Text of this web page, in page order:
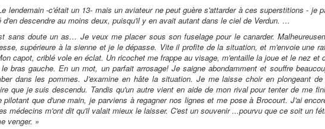
lendemain -c'était un 13- mais un aviateur ne peut guère s'attarder à ces superstitions - je
descendre au moins deux, puisqu'il y en avait autant dans le ciel de Verdun. …
sans doute un as… Je veux me placer sous son fuselage pour le canarder.
supérieure à la sienne et je le dépasse. Vite il profite de la situation, et m'envoie une
capot, criblé vole en éclat. Un ricochet me frappe au visage, m'entaille la joue et le nez et
bras gauche. En un mot, un parfait arrosage! Je saigne abondamment et souffre
dans les pommes. J'examine en hâte la situation. Je me laisse choir en plongeant de
que je suis descendu. Tandis qu'un autre vient en aide de mon rival pour tenter de me
pilotant que d'une main, je parviens à regagner nos lignes et me pose à Brocourt. J'ai
médecins m'ont dit qu'il valait mieux le laisser. C'est un souvenir ...pourvu que ce soit un
venger. »